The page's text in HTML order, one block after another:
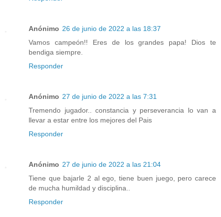
Anónimo 26 de junio de 2022 a las 18:37
Vamos campeón!! Eres de los grandes papa! Dios te
bendiga siempre.
Responder
Anónimo 27 de junio de 2022 a las 7:31
Tremendo jugador.. constancia y perseverancia lo van a
llevar a estar entre los mejores del Pais
Responder
Anónimo 27 de junio de 2022 a las 21:04
Tiene que bajarle 2 al ego, tiene buen juego, pero carece
de mucha humildad y disciplina..
Responder